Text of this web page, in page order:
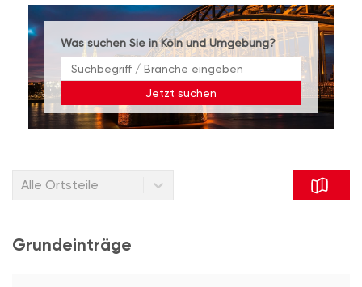
Was suchen Sie in Köln und Umgebung?
Jetzt suchen
Alle Ortsteile
Grundeinträge